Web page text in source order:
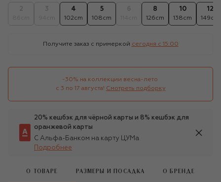
4
102cm
5
108cm
8
126cm
10
138cm
12
149cm
Получите заказ с примеркой сегодня c 15:00
-30% на коллекции весна-лето
с 3 по 17 августа! Смотреть подборку
20% кешбэк для чёрной карты и 8% кешбэк для
оранжевой карты
С Альфа-Банком на карту ЦУМа
Подробнее
О ТОВАРЕ РАЗМЕРЫ И ПОСАДКА О БРЕНДЕ